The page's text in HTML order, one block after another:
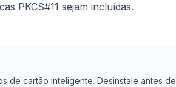
PKCS#11 sejam incluídas.
de cartão inteligente. Desinstale antes de